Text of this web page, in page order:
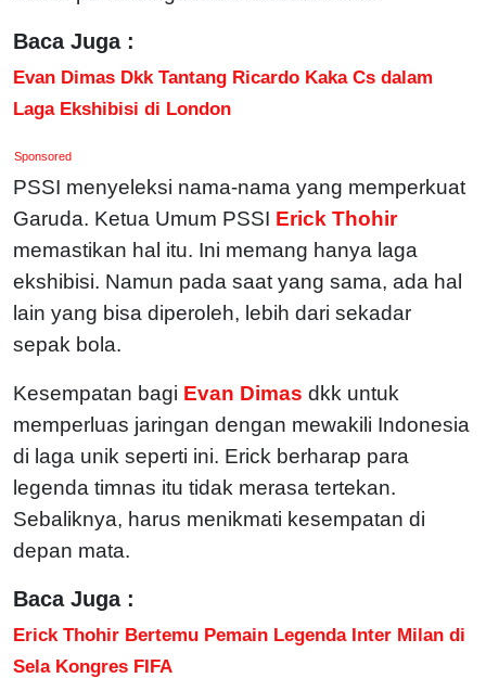
Baca Juga :
Evan Dimas Dkk Tantang Ricardo Kaka Cs dalam
Laga Ekshibisi di London
Sponsored
PSSI menyeleksi nama-nama yang memperkuat
Garuda. Ketua Umum PSSI Erick Thohir
memastikan hal itu. Ini memang hanya laga
ekshibisi. Namun pada saat yang sama, ada hal
lain yang bisa diperoleh, lebih dari sekadar
sepak bola.
Kesempatan bagi Evan Dimas dkk untuk
memperluas jaringan dengan mewakili Indonesia
di laga unik seperti ini. Erick berharap para
legenda timnas itu tidak merasa tertekan.
Sebaliknya, harus menikmati kesempatan di
depan mata.
Baca Juga :
Erick Thohir Bertemu Pemain Legenda Inter Milan di
Sela Kongres FIFA